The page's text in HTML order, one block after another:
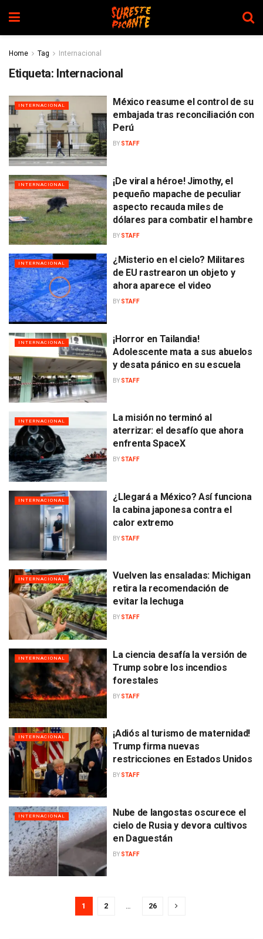
Home Tag Internacional
Etiqueta: Internacional
INTERNACIONAL
México reasume el control de su
embajada tras reconciliación con
Perú
BY STAFF
INTERNACIONAL
¡De viral a héroe! Jimothy, el
pequeño mapache de peculiar
aspecto recauda miles de
dólares para combatir el hambre
BY STAFF
INTERNACIONAL
¿Misterio en el cielo? Militares
de EU rastrearon un objeto y
ahora aparece el video
BY STAFF
INTERNACIONAL
¡Horror en Tailandia!
Adolescente mata a sus abuelos
y desata pánico en su escuela
BY STAFF
INTERNACIONAL
La misión no terminó al
aterrizar: el desafío que ahora
enfrenta SpaceX
BY STAFF
INTERNACIONAL
¿Llegará a México? Así funciona
la cabina japonesa contra el
calor extremo
BY STAFF
INTERNACIONAL
Vuelven las ensaladas: Michigan
retira la recomendación de
evitar la lechuga
BY STAFF
INTERNACIONAL
La ciencia desafía la versión de
Trump sobre los incendios
forestales
BY STAFF
INTERNACIONAL
¡Adiós al turismo de maternidad!
Trump firma nuevas
restricciones en Estados Unidos
BY STAFF
INTERNACIONAL
Nube de langostas oscurece el
cielo de Rusia y devora cultivos
en Daguestán
BY STAFF
1 2 … 26